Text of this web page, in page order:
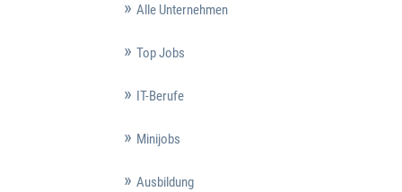
Alle Unternehmen
Top Jobs
IT-Berufe
Minijobs
Ausbildung